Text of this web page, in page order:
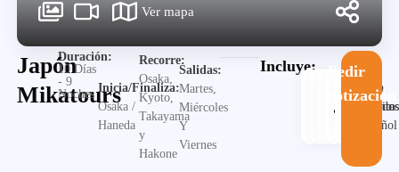
Ver mapa
Japón
Mikatours
Duración:
10 Días
- 9
Noches Inicia/Finaliza:
Osaka /
Haneda
Recorre:
Osaka,
Kyoto,
Takayama
y
Hakone
Salidas:
Martes,
Miércoles
Y
Viernes
Incluye:
Alojamiento
Desayuno
Traslados
Guia
español
Visitas
Pedir
cotización